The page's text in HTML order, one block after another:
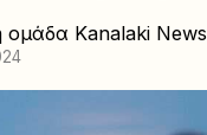
ομάδα Kanalaki News